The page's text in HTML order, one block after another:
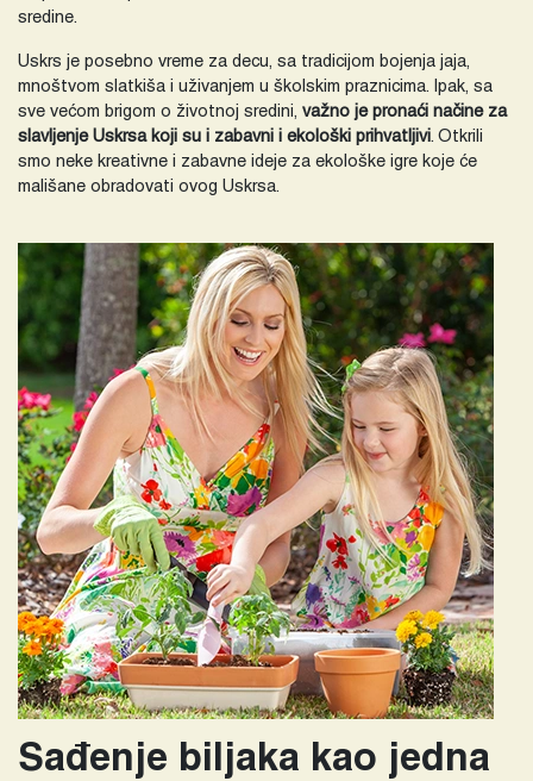
sredine.
Uskrs je posebno vreme za decu, sa tradicijom bojenja jaja,
mnoštvom slatkiša i uživanjem u školskim praznicima. Ipak, sa
sve većom brigom o životnoj sredini, važno je pronaći načine za
slavljenje Uskrsa koji su i zabavni i ekološki prihvatljivi. Otkrili
smo neke kreativne i zabavne ideje za ekološke igre koje će
mališane obradovati ovog Uskrsa.
Sađenje biljaka kao jedna